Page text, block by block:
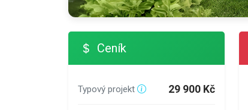
Ceník
Typový projekt 29 900 Kč